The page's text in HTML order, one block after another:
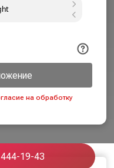
на обработку
19-43